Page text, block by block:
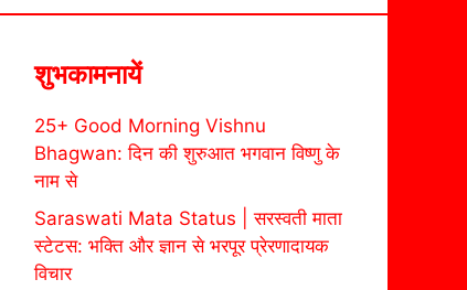
शुभकामनायें
25+ Good Morning Vishnu
Bhagwan: दिन की शुरुआत भगवान विष्णु के
नाम से
Saraswati Mata Status | सरस्वती माता
स्टेटस: भक्ति और ज्ञान से भरपूर प्रेरणादायक
विचार